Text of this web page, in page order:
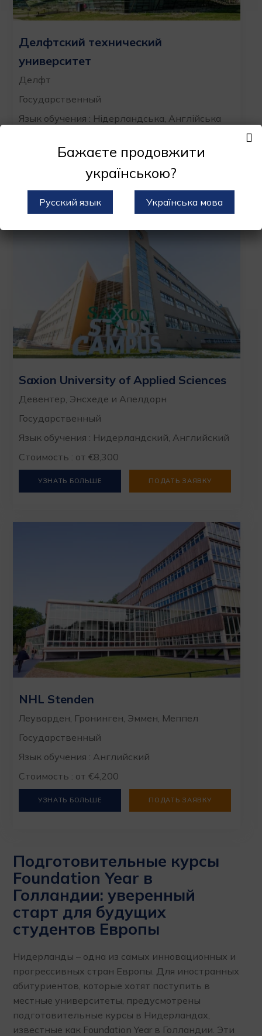
Делфтский технический
университет
Делфт
Государственный
Язык обучения : Нідерландська, Англійська
ПОДАТЬ ЗАЯВКУ
Saxion University of Applied Sciences
Девентер, Энсхеде и Апелдорн
Государственный
Язык обучения : Нидерландский, Английский
Стоимость : от €8,300
УЗНАТЬ БОЛЬШЕ ПОДАТЬ ЗАЯВКУ
NHL Stenden
Леуварден, Гронинген, Эммен, Меппел
Государственный
Язык обучения : Английский
Стоимость : от €4,200
УЗНАТЬ БОЛЬШЕ ПОДАТЬ ЗАЯВКУ
Подготовительные курсы
Foundation Year в
Голландии: уверенный
старт для будущих
студентов Европы
Нидерланды – одна из самых инновационных и
прогрессивных стран Европы. Для иностранных
абитуриентов, которые хотят поступить в
местные университеты, предусмотрены
подготовительные курсы в Нидерландах,
известные как Foundation Year в Голландии. Эти
Бажаєте продовжити
українською?
Русский язык Українська мова